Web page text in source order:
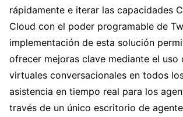
rápidamente e iterar las capacidades
Cloud con el poder programable de
implementación de esta solución
ofrecer mejoras clave mediante el uso
virtuales conversacionales en todos
asistencia en tiempo real para los
través de un único escritorio de